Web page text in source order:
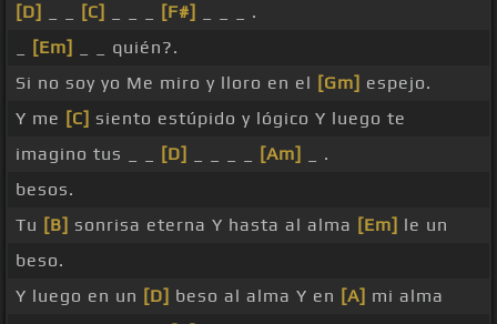
[D]
[C] [F#]
_ _ _ .
[Em]
_ _ quién?.
Si no soy yo Me miro y lloro en el [Gm] espejo.
Y me [C] siento estúpido y lógico Y luego te
imagino tus _ _
[D] [Am]
_ .
besos.
Tu [B] sonrisa eterna Y hasta al alma [Em] le un
beso.
Y luego en un [D] beso al alma Y en [A] mi alma